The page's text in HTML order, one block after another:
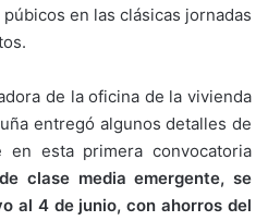
en las clásicas jornadas
de la oficina de la vivienda
entregó algunos detalles de
en esta primera convocatoria
clase media emergente, se
al 4 de junio, con ahorros del